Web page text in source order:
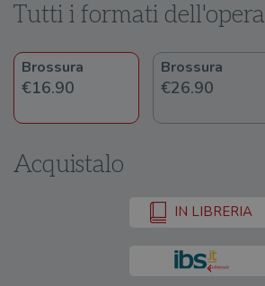
Tutti i formati dell'opera
Brossura
€16.90
Brossura
€26.90
Acquistalo
IN LIBRERIA